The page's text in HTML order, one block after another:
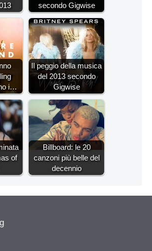
secondo Gigwise
i…
Il peggio della musica
del 2013 secondo
Gigwise
of
Billboard: le 20
canzoni più belle del
decennio